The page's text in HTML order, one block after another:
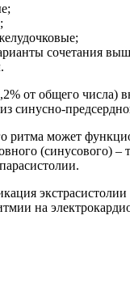
сочетания
от общего числа)
синусно-
ритма может
(синусового) –
на